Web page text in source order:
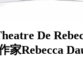
De
家Rebecca